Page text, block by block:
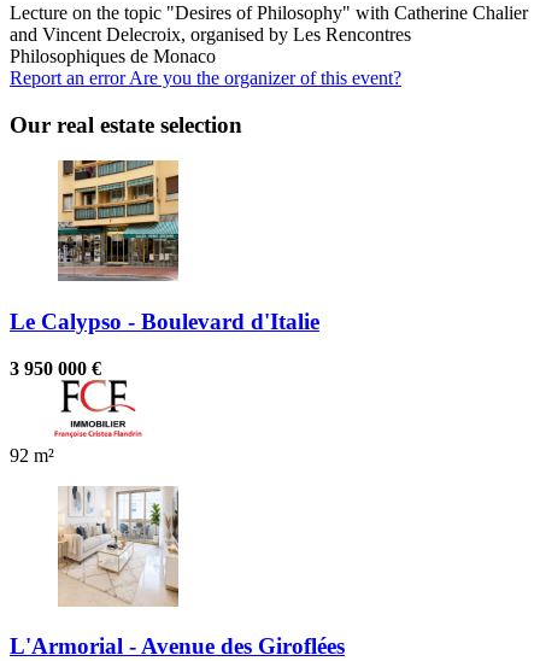
Lecture on the topic "Desires of Philosophy" with Catherine Chalier
and Vincent Delecroix, organised by Les Rencontres
Philosophiques de Monaco
Report an errorAre you the organizer of this event?
Our real estate selection
Le Calypso - Boulevard d'Italie
3 950 000 €
92 m²
L'Armorial - Avenue des Giroflées